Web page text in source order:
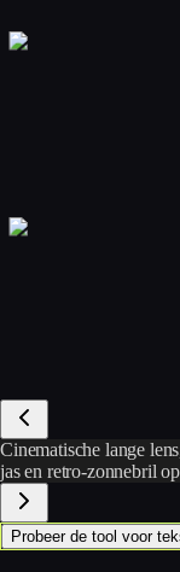
Cinematische lange
jas en retro-zonnebril
Probeer de tool voor